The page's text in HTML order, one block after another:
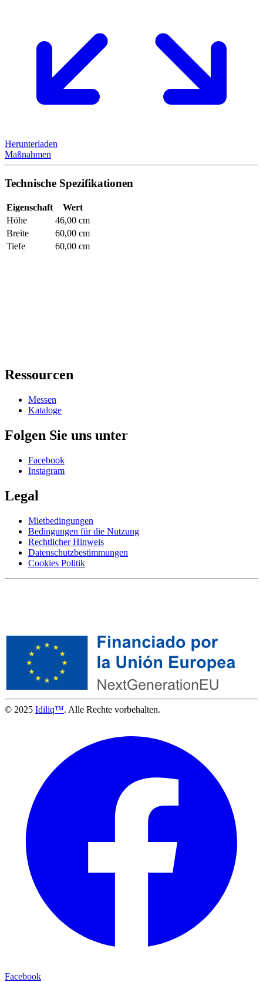
Herunterladen
Maßnahmen
Technische Spezifikationen
Eigenschaft
Wert
Höhe
46,00 cm
Breite
60,00 cm
Tiefe
60,00 cm
Ressourcen
Messen
Kataloge
Folgen Sie uns unter
Facebook
Instagram
Legal
Mietbedingungen
Bedingungen für die Nutzung
Rechtlicher Hinweis
Datenschutzbestimmungen
Cookies Politik
© 2025 Idiliq™. Alle Rechte vorbehalten.
Facebook